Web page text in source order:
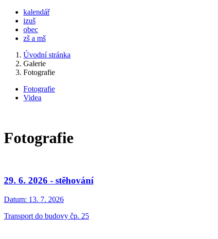
kalendář
izuš
obec
zš a mš
Úvodní stránka
Galerie
Fotografie
Fotografie
Videa
Fotografie
29. 6. 2026 - stěhování
Datum: 13. 7. 2026
Transport do budovy čp. 25